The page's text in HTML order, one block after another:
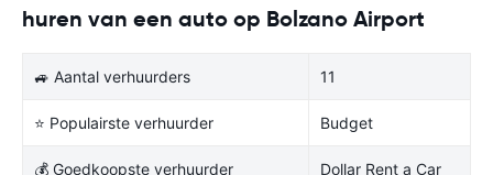
huren van een auto op Bolzano Airport
🚙 Aantal verhuurders 11
⭐ Populairste verhuurder Budget
💰 Goedkoopste verhuurder Dollar Rent a Car